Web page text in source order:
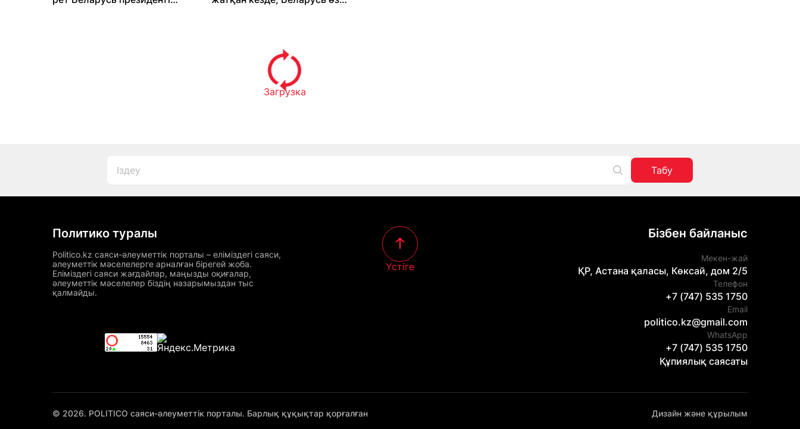
Загрузка
Табу
Политико туралы
Politico.kz саяси-әлеуметтік порталы – еліміздегі саяси,
әлеуметтік мәселелерге арналған бірегей жоба.
Еліміздегі саяси жағдайлар, маңызды оқиғалар,
әлеуметтік мәселелер біздің назарымыздан тыс
қалмайды.
Үстіге
Бізбен байланыс
Мекен-жай
ҚР, Астана қаласы, Көксай, дом 2/5
Телефон
+7 (747) 535 1750
Email
politico.kz@gmail.com
WhatsApp
+7 (747) 535 1750
Құпиялық саясаты
© 2026. POLITICO саяси-әлеуметтік порталы. Барлық құқықтар қорғалған Дизайн және құрылым